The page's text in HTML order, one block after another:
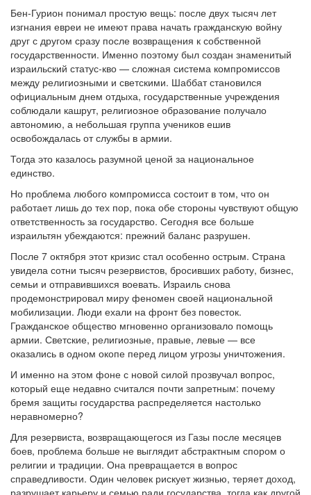
Бен-Гурион понимал простую вещь: после двух тысяч лет
изгнания евреи не имеют права начать гражданскую войну
друг с другом сразу после возвращения к собственной
государственности. Именно поэтому был создан знаменитый
израильский статус-кво — сложная система компромиссов
между религиозными и светскими. Шаббат становился
официальным днем отдыха, государственные учреждения
соблюдали кашрут, религиозное образование получало
автономию, а небольшая группа учеников ешив
освобождалась от службы в армии.
Тогда это казалось разумной ценой за национальное
единство.
Но проблема любого компромисса состоит в том, что он
работает лишь до тех пор, пока обе стороны чувствуют общую
ответственность за государство. Сегодня все больше
израильтян убеждаются: прежний баланс разрушен.
После 7 октября этот кризис стал особенно острым. Страна
увидела сотни тысяч резервистов, бросивших работу, бизнес,
семьи и отправившихся воевать. Израиль снова
продемонстрировал миру феномен своей национальной
мобилизации. Люди ехали на фронт без повесток.
Гражданское общество мгновенно организовало помощь
армии. Светские, религиозные, правые, левые — все
оказались в одном окопе перед лицом угрозы уничтожения.
И именно на этом фоне с новой силой прозвучал вопрос,
который еще недавно считался почти запретным: почему
бремя защиты государства распределяется настолько
неравномерно?
Для резервиста, возвращающегося из Газы после месяцев
боев, проблема больше не выглядит абстрактным спором о
религии и традиции. Она превращается в вопрос
справедливости. Один человек рискует жизнью, теряет доход,